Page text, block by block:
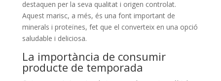
destaquen per la seva qualitat i origen controlat.
Aquest marisc, a més, és una font important de
minerals i proteïnes, fet que el converteix en una opció
saludable i deliciosa.
​La importància de consumir
producte de temporada